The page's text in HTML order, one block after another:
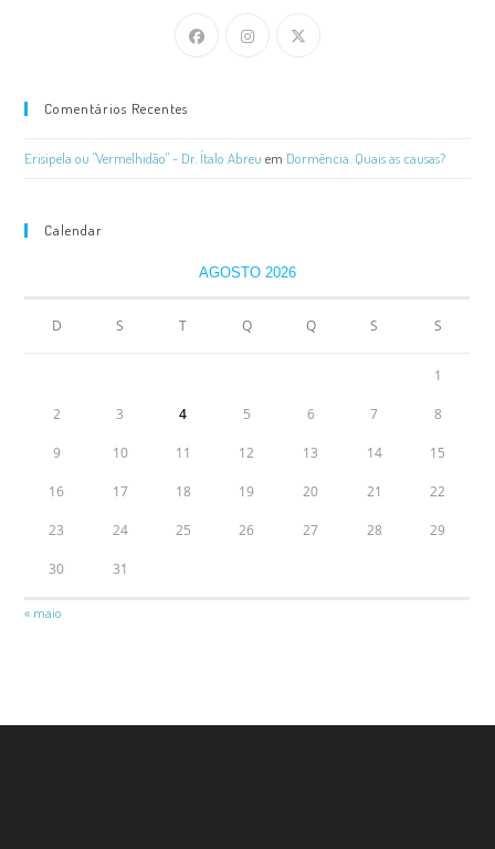
Comentários Recentes
Erisipela ou "Vermelhidão" - Dr. Ítalo Abreu em Dormência. Quais as causas?
Calendar
AGOSTO 2026
D S T Q Q S S
1
2 3 4 5 6 7 8
9 10 11 12 13 14 15
16 17 18 19 20 21 22
23 24 25 26 27 28 29
30 31
« maio